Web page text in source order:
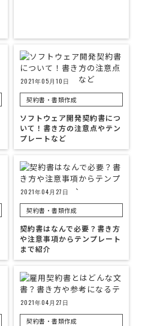
2021年05月10日
契約書・書類作成
ソフトウェア開発契約書につ
いて！書き方の注意点やテン
プレートなど
2021年04月27日
契約書・書類作成
契約書はなんで必要？書き方
や注意事項からテンプレート
まで紹介
2021年04月27日
契約書・書類作成